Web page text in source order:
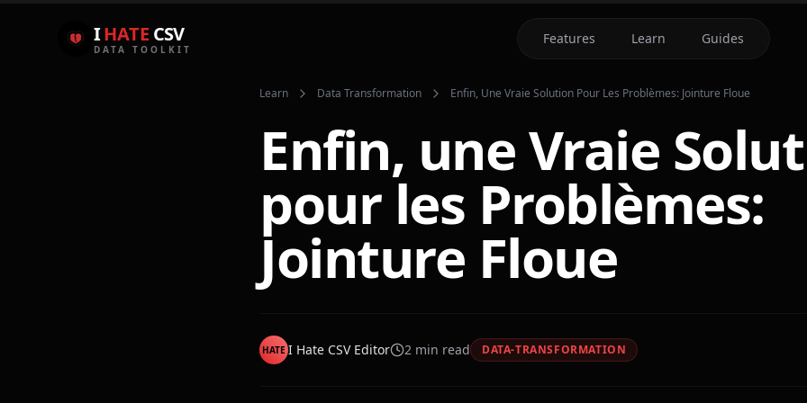
IHATE CSV
DATA TOOLKIT
Features Learn Guides
Learn Data Transformation Enfin, Une Vraie Solution Pour Les Problèmes: Jointure Floue
Enfin, une Vraie
pour les Problèmes:
Jointure Floue
HATE I Hate CSV Editor 2 min read DATA-TRANSFORMATION